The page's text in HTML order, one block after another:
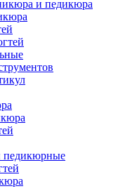
и педикюра
педикюрные